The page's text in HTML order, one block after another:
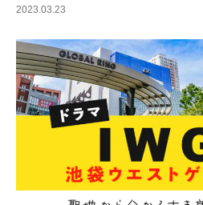
2023.03.23